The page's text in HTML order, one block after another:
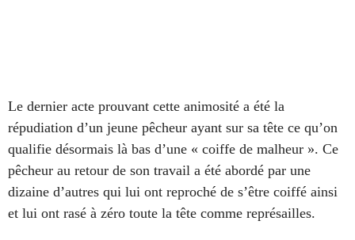
Le dernier acte prouvant cette animosité a été la
répudiation d’un jeune pêcheur ayant sur sa tête ce qu’on
qualifie désormais là bas d’une « coiffe de malheur ». Ce
pêcheur au retour de son travail a été abordé par une
dizaine d’autres qui lui ont reproché de s’être coiffé ainsi
et lui ont rasé à zéro toute la tête comme représailles.